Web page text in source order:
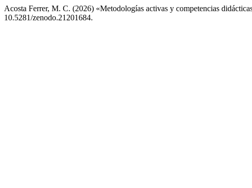
Acosta Ferrer, M. C. (2026) «Metodologías activas y competencias
10.5281/zenodo.21201684.